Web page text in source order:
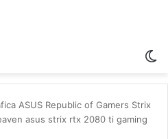
ASUS Republic of Gamers Strix
asus strix rtx 2080 ti gaming